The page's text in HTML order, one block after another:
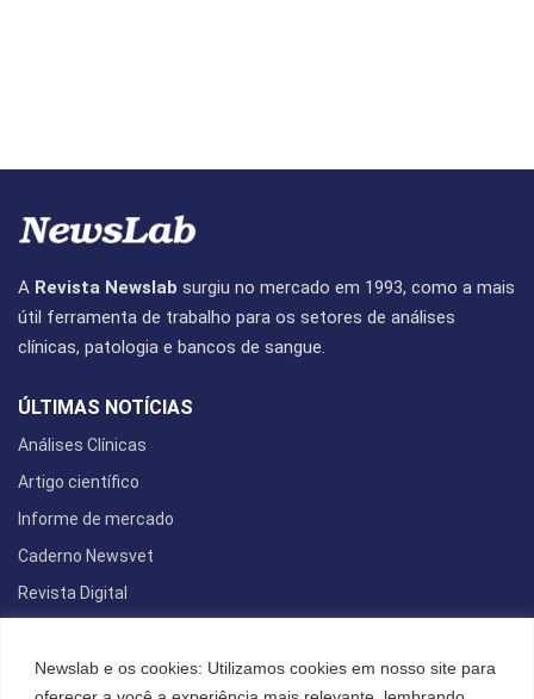
Newslab e os cookies: Utilizamos cookies em nosso site para
A Revista Newslab surgiu no mercado em 1993, como a mais
útil ferramenta de trabalho para os setores de análises
clínicas, patologia e bancos de sangue.
ÚLTIMAS NOTÍCIAS
Análises Clínicas
Artigo científico
Informe de mercado
Caderno Newsvet
Revista Digital